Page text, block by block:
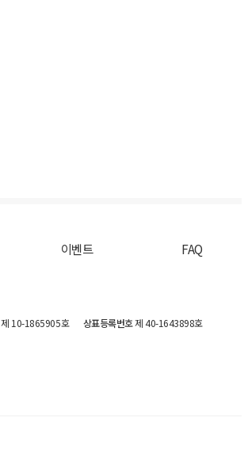
이벤트 FAQ
제 10-1865905호 상표등록번호제 40-1643898호